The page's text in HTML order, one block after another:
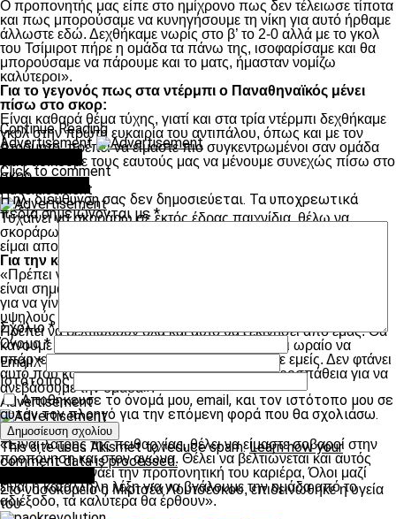
Ο προπονητής μας είπε στο ημίχρονο πως δεν τέλειωσε τίποτα
και πως μπορούσαμε να κυνηγήσουμε τη νίκη για αυτό ήρθαμε
άλλωστε εδώ. Δεχθήκαμε νωρίς στο β’ το 2-0 αλλά με το γκολ
του Τσίμιροτ πήρε η ομάδα τα πάνω της, ισοφαρίσαμε και θα
μπορούσαμε να πάρουμε και το ματς, ήμασταν νομίζω
καλύτεροι».
Για το γεγονός πως στα ντέρμπι ο Παναθηναϊκός μένει
πίσω στο σκορ:
Είναι καθαρά θέμα τύχης, γιατί και στα τρία ντέρμπι δεχθήκαμε
γκολ στην πρώτη ευκαιρία του αντιπάλου, όπως και με τον
Ατρόμητο, πρέπει να είμαστε πιο συγκεντρωμένοι σαν ομάδα
γιατί αδικούμε τους εαυτούς μας να μένουμε συνεχώς πίσω στο
σκορ.
Advertisement
Τυχαίνει να σκοράρω σε εκτός έδρας παιχνίδια, θέλω να
σκοράρω στην Τούμπα, έχω χάσει κάποιες ευκαιρίες εκεί και
είμαι απογοητευμένος από αυτό».
Για την κατάσταση στον ΠΑΟΚ:
«Πρέπει να αντέξεις οποιαδήποτε ευθύνη στο ποδόσφαιρο,
είναι σημαντικό να βγεις δυνατός από όλο αυτό, να δουλεύεις
για να γίνεις καλύτερος, γιατί πρέπει να καταφέρεις τους
υψηλούς στόχους γενικά να γίνεσαι πιο δυνατός.
Πρέπει να βελτιωθούν όλα και αυτό θα ξεκινήσει από εμάς. Θα
κάνουμε τα πάντα για να συμβεί αυτό, δεν είναι ωραίο να
υπάρχει γκρίνια, κάτι για το ποίο ευθυνόμαστε εμείς. Δεν φτάνει
αυτό που κάνουμε θέλει ακόμα μεγαλύτερη προσπάθεια για να
ανεβάσουμε την ομάδα».
Advertisement
Για τον Τούντορ:
«Είναι λάτρης της πειθαρχίας, θέλει να είμαστε σοβαροί στην
προπόνηση και στον αγώνα. Θέλει να βελτιώνεται και αυτός
γιατί τώρα ξεκινάει την προπονητική του καριέρα, Όλοι μαζί
είναι η κατάλληλη λέξη για να βγάλουμε την ομάδα από το
αδιέξοδο, τα καλύτερα θα έρθουν».
Continue Reading
Advertisement
Click to comment
Η ηλ. διεύθυνση σας δεν δημοσιεύεται. Τα υποχρεωτικά
πεδία σημειώνονται με*
Σχόλιο*
Όνομα*
Email*
Ιστότοπος
Αποθήκευσε το όνομά μου, email, και τον ιστότοπο μου σε
αυτόν τον πλοηγό για την επόμενη φορά που θα σχολιάσω.
This site uses Akismet to reduce spam.Learn how your
comment data is processed.
Στο νοσοκομείο ο Μιρτσέα Λουτσέσκου, επιδεινώθηκε η υγεία
του